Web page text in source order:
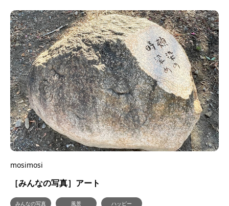
mosimosi
［みんなの写真］アート
みんなの写真 風景 ハッピー